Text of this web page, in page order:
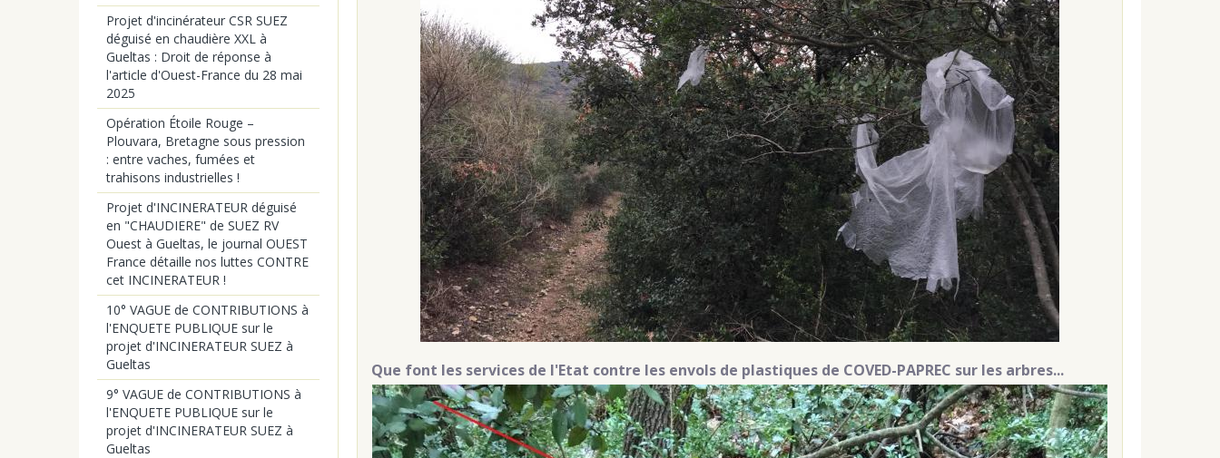
Que font les services de l'Etat contre les envols de plastiques de COVED-PAPREC sur les arbres...
Projet d'incinérateur CSR SUEZ
déguisé en chaudière XXL à
Gueltas : Droit de réponse à
l'article d'Ouest-France du 28 mai
2025
Opération Étoile Rouge –
Plouvara, Bretagne sous pression
: entre vaches, fumées et
trahisons industrielles !
Projet d'INCINERATEUR déguisé
en "CHAUDIERE" de SUEZ RV
Ouest à Gueltas, le journal OUEST
France détaille nos luttes CONTRE
cet INCINERATEUR !
10° VAGUE de CONTRIBUTIONS à
l'ENQUETE PUBLIQUE sur le
projet d'INCINERATEUR SUEZ à
Gueltas
9° VAGUE de CONTRIBUTIONS à
l'ENQUETE PUBLIQUE sur le
projet d'INCINERATEUR SUEZ à
Gueltas